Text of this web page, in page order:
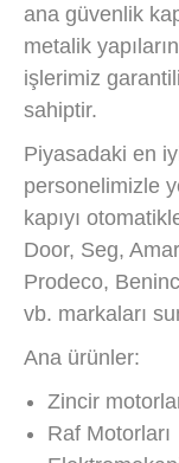
ana güvenlik
metalik
işlerimiz
sahiptir.
Piyasadaki en
personelimizle
kapıyı
Door, Seg,
Prodeco,
vb. markaları
Ana ürünler:
Zincir
Raf Motorları